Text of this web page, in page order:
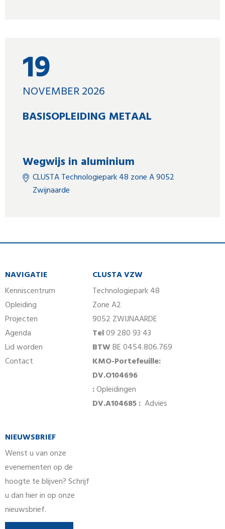
19
NOVEMBER 2026
BASISOPLEIDING METAAL
Wegwijs in aluminium
CLUSTA Technologiepark 48 zone A 9052
Zwijnaarde
NAVIGATIE
Kenniscentrum
Opleiding
Projecten
Agenda
Lid worden
Contact
CLUSTA VZW
Technologiepark 48
Zone A2
9052 ZWIJNAARDE
Tel09 280 93 43
BTWBE 0454.806.769
KMO-Portefeuille:
DV.O104696
:Opleidingen
DV.A104685 : Advies
NIEUWSBRIEF
Wenst u van onze
evenementen op de
hoogte te blijven? Schrijf
u dan hier in op onze
nieuwsbrief.